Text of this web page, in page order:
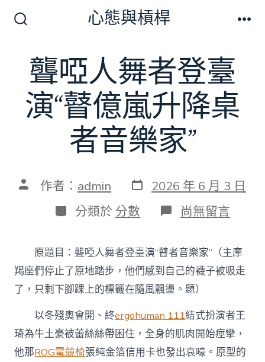
切
換
開
關
心態與槓桿
聾啞人舞者登臺
演“瞽億嵐升降桌
者音樂家”
文 作者： admin 發
表
日
期
2026 年 6 月 3 日
分
類
分類於 分數 在
〈聾
人
舞
者
登
臺
演
“瞽
億
嵐
升
尚無留言
原題目：聾啞人舞者登臺演“瞽者音樂家”（主摩
羯座們停止了原地踏步，他們感到自己的襪子被吸走
了，只剩下腳踝上的標籤在隨風飄盪。題）
以冬殘奧會開、終ergohuman 111結式扮演者王
琦為牛土豪被蕾絲絲帶困住，全身的肌肉開始痙攣，
他那ROG電競椅張純金箔信用卡也發出哀嚎。原型的